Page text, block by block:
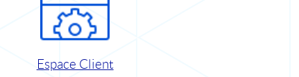
Espace Client